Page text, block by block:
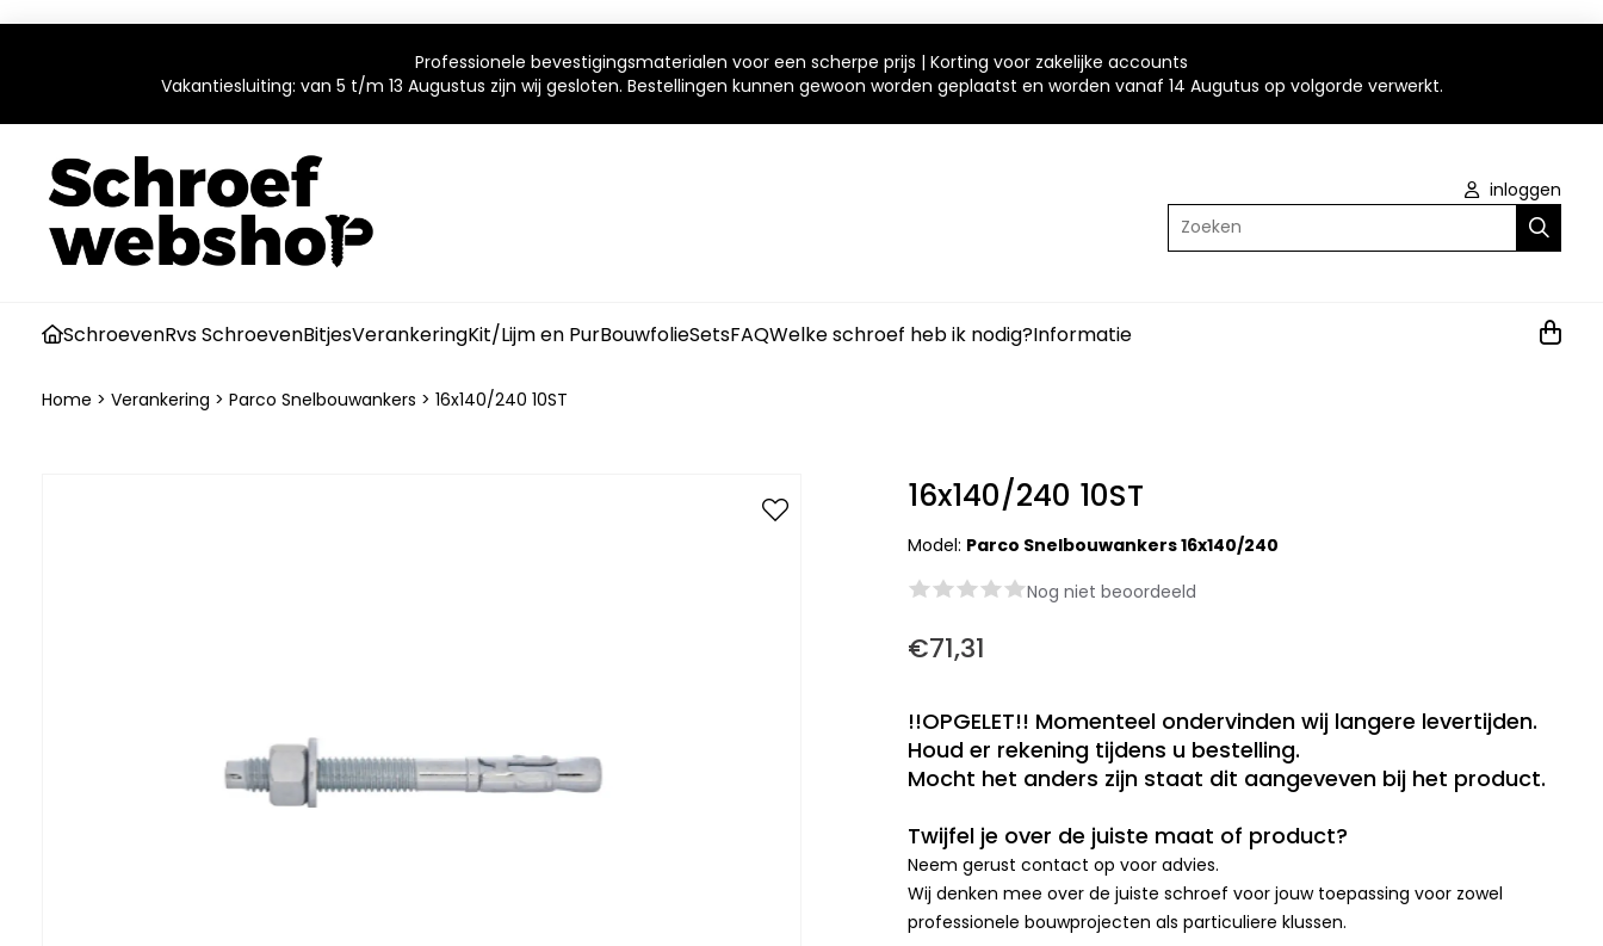
Professionele bevestigingsmaterialen voor een scherpe prijs | Korting voor zakelijke accounts
Vakantiesluiting: van 5 t/m 13 Augustus zijn wij gesloten. Bestellingen kunnen gewoon worden geplaatst en worden vanaf 14 Augutus op volgorde verwerkt.
inloggen
Zoeken
SchroevenRvs SchroevenBitjesVerankeringKit/Lijm en PurBouwfolieSetsFAQWelke schroef heb ik nodig?Informatie
Home > Verankering > Parco Snelbouwankers > 16x140/240 10ST
16x140/240 10ST
Model: Parco Snelbouwankers 16x140/240
Nog niet beoordeeld
€71,31
!!OPGELET!! Momenteel ondervinden wij langere levertijden.
Houd er rekening tijdens u bestelling.
Mocht het anders zijn staat dit aangeveven bij het product.
Twijfel je over de juiste maat of product?
Neem gerust contact op voor advies.
Wij denken mee over de juiste schroef voor jouw toepassing voor zowel
professionele bouwprojecten als particuliere klussen.